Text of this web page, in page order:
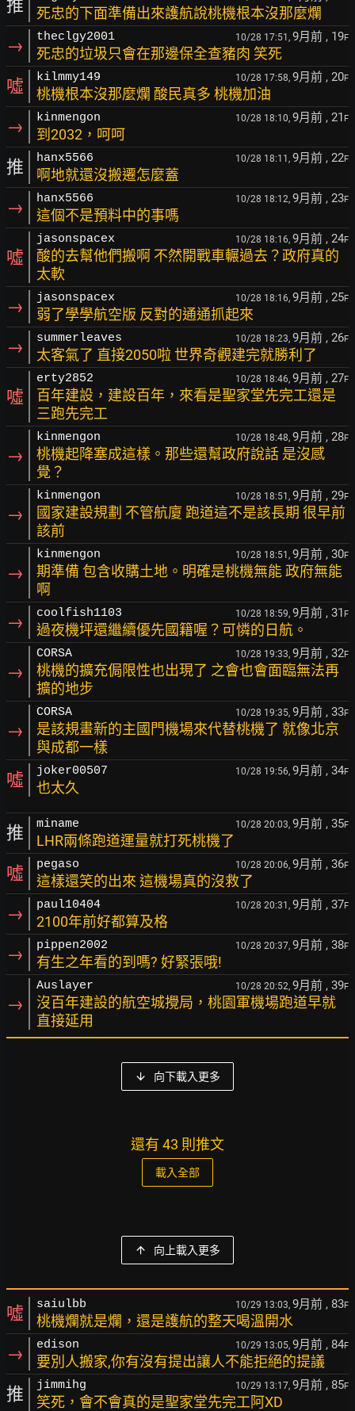
推 死忠的下面準備出來護航說桃機根本沒那麼爛
→ theclgy2001 10/28 17:51, 9月前 , 19F
死忠的垃圾只會在那邊保全查豬肉 笑死
噓 kilmmy149 10/28 17:58, 9月前 , 20F
桃機根本沒那麼爛 酸民真多 桃機加油
→ kinmengon 10/28 18:10, 9月前 , 21 F
到2032，呵呵
推 hanx5566 10/28 18:11, 9月前 , 22F
啊地就還沒搬遷怎麼蓋
→ hanx5566 10/28 18:12, 9月前 , 23F
這個不是預料中的事嗎
噓
jasonspacex 10/28 18:16, 9月前 , 24F
酸的去幫他們搬啊 不然開戰車輾過去？政府真的
太軟
→ jasonspacex 10/28 18:16, 9月前 , 25F
弱了學學航空版 反對的通通抓起來
→ summerleaves 10/28 18:23, 9月前 , 26F
太客氣了 直接2050啦 世界奇觀建完就勝利了
噓
erty2852 10/28 18:46, 9月前 , 27F
百年建設，建設百年，來看是聖家堂先完工還是
三跑先完工
→
kinmengon 10/28 18:48, 9月前 , 28F
桃機起降塞成這樣。那些還幫政府說話 是沒感
覺？
→
kinmengon 10/28 18:51, 9月前 , 29F
國家建設規劃 不管航廈 跑道這不是該長期 很早前
該前
→
kinmengon 10/28 18:51, 9月前 , 30F
期準備 包含收購土地。明確是桃機無能 政府無能
啊
→ coolfish1103 10/28 18:59, 9月前 , 31 F
過夜機坪還繼續優先國籍喔？可憐的日航。
→
CORSA 10/28 19:33, 9月前 , 32F
桃機的擴充侷限性也出現了 之會也會面臨無法再
擴的地步
→
CORSA 10/28 19:35, 9月前 , 33F
是該規畫新的主國門機場來代替桃機了 就像北京
與成都一樣
噓 joker00507 10/28 19:56, 9月前 , 34F
也太久
推 miname 10/28 20:03, 9月前 , 35F
LHR兩條跑道運量就打死桃機了
噓 pegaso 10/28 20:06, 9月前 , 36F
這樣還笑的出來 這機場真的沒救了
→ paul10404 10/28 20:31, 9月前 , 37F
2100年前好都算及格
→ pippen2002 10/28 20:37, 9月前 , 38F
有生之年看的到嗎? 好緊張哦!
→
Auslayer 10/28 20:52, 9月前 , 39F
沒百年建設的航空城攪局，桃園軍機場跑道早就
直接延用
向下載入更多
還有 43 則推文
載入全部
向上載入更多
噓 saiulbb 10/29 13:03, 9月前 , 83F
桃機爛就是爛，還是護航的整天喝溫開水
→ edison 10/29 13:05, 9月前 , 84F
要別人搬家,你有沒有提出讓人不能拒絕的提議
推 jimmihg 10/29 13:17, 9月前 , 85F
笑死，會不會真的是聖家堂先完工阿XD